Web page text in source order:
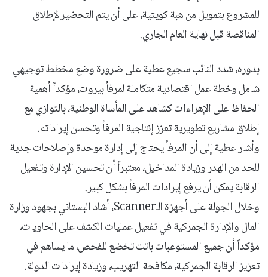
للمشروع بتمويل من هبة كويتية، على أن يتم التحضير لإطلاق
المناقصة قبل نهاية العام الجاري.
بدوره، شدد النائب سجيع عطية على ضرورة وضع مخطط توجيهي
شامل وخطة عمل اقتصادية متكاملة لمرفأ بيروت، مؤكداً أهمية
الحفاظ على الإهراءات كشاهد على المأساة الوطنية، بالتوازي مع
إطلاق مشاريع تطويرية تعزز إنتاجية المرفأ وتحسن إيراداته.
وأشار عطية إلى أن المرفأ يحتاج إلى إدارة موحدة وإصلاحات جدية
للحد من الهدر وزيادة المداخيل، معتبراً أن تحسين الإدارة وتفعيل
الرقابة يمكن أن يرفع إيرادات المرفأ بشكل كبير.
وخلال الجولة على أجهزة الـScanner، أشاد البستاني بجهود وزارة
المال والإدارة الجمركية في تفعيل عمليات الكشف على الحاويات،
مؤكداً أن جميع المستوعبات باتت تخضع للفحص، ما يساهم في
تعزيز الرقابة الجمركية، مكافحة التهريب، وزيادة إيرادات الدولة.